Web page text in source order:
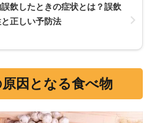
飲したときの症状とは？誤飲
正しい予防法
因となる食べ物